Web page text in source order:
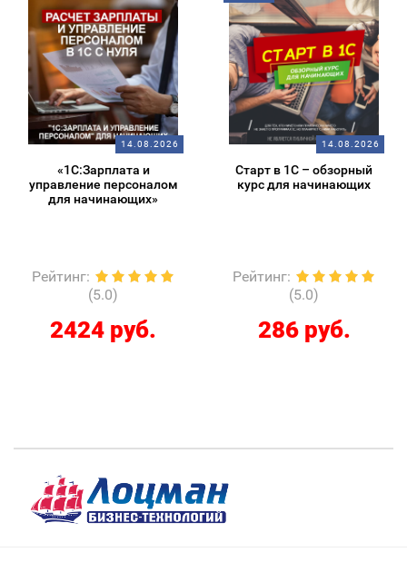
14.08.2026
«1С:Зарплата и
управление персоналом
для начинающих»
Рейтинг:
(5.0)
2424 руб.
14.08.2026
Старт в 1С – обзорный
курс для начинающих
Рейтинг:
(5.0)
286 руб.